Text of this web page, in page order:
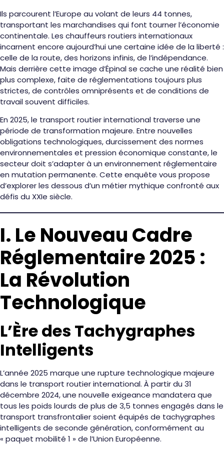
Ils parcourent l’Europe au volant de leurs 44 tonnes,
transportant les marchandises qui font tourner l’économie
continentale. Les chauffeurs routiers internationaux
incarnent encore aujourd’hui une certaine idée de la liberté :
celle de la route, des horizons infinis, de l’indépendance.
Mais derrière cette image d’Épinal se cache une réalité bien
plus complexe, faite de réglementations toujours plus
strictes, de contrôles omniprésents et de conditions de
travail souvent difficiles.
En 2025, le transport routier international traverse une
période de transformation majeure. Entre nouvelles
obligations technologiques, durcissement des normes
environnementales et pression économique constante, le
secteur doit s’adapter à un environnement réglementaire
en mutation permanente. Cette enquête vous propose
d’explorer les dessous d’un métier mythique confronté aux
défis du XXIe siècle.
I. Le Nouveau Cadre
Réglementaire 2025 :
La Révolution
Technologique
L’Ère des Tachygraphes
Intelligents
L’année 2025 marque une rupture technologique majeure
dans le transport routier international. À partir du 31
décembre 2024, une nouvelle exigeance mandatera que
tous les poids lourds de plus de 3,5 tonnes engagés dans le
transport transfrontalier soient équipés de tachygraphes
intelligents de seconde génération, conformément au
« paquet mobilité 1 » de l’Union Européenne.